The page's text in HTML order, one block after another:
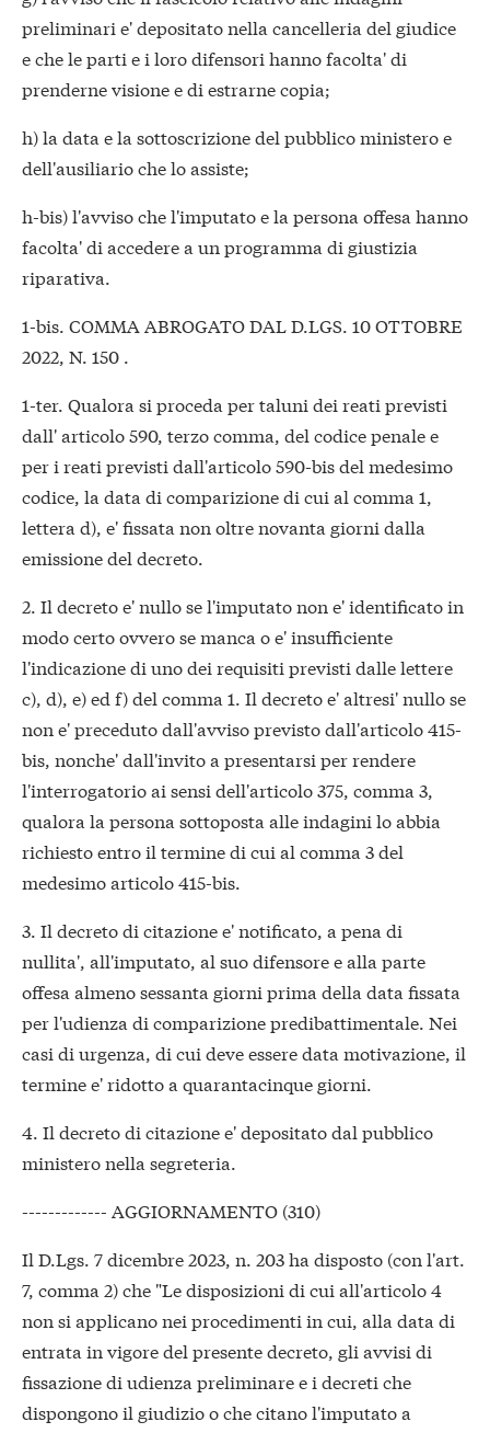
preliminari e' depositato nella cancelleria del giudice
e che le parti e i loro difensori hanno facolta' di
prenderne visione e di estrarne copia;
h) la data e la sottoscrizione del pubblico ministero e
dell'ausiliario che lo assiste;
h-bis) l'avviso che l'imputato e la persona offesa hanno
facolta' di accedere a un programma di giustizia
riparativa.
1-bis. COMMA ABROGATO DAL D.LGS. 10 OTTOBRE
2022, N. 150 .
1-ter. Qualora si proceda per taluni dei reati previsti
dall' articolo 590, terzo comma, del codice penale e
per i reati previsti dall'articolo 590-bis del medesimo
codice, la data di comparizione di cui al comma 1,
lettera d), e' fissata non oltre novanta giorni dalla
emissione del decreto.
2. Il decreto e' nullo se l'imputato non e' identificato in
modo certo ovvero se manca o e' insufficiente
l'indicazione di uno dei requisiti previsti dalle lettere
c), d), e) ed f) del comma 1. Il decreto e' altresi' nullo se
non e' preceduto dall'avviso previsto dall'articolo 415-
bis, nonche' dall'invito a presentarsi per rendere
l'interrogatorio ai sensi dell'articolo 375, comma 3,
qualora la persona sottoposta alle indagini lo abbia
richiesto entro il termine di cui al comma 3 del
medesimo articolo 415-bis.
3. Il decreto di citazione e' notificato, a pena di
nullita', all'imputato, al suo difensore e alla parte
offesa almeno sessanta giorni prima della data fissata
per l'udienza di comparizione predibattimentale. Nei
casi di urgenza, di cui deve essere data motivazione, il
termine e' ridotto a quarantacinque giorni.
4. Il decreto di citazione e' depositato dal pubblico
ministero nella segreteria.
------------- AGGIORNAMENTO (310)
Il D.Lgs. 7 dicembre 2023, n. 203 ha disposto (con l'art.
7, comma 2) che "Le disposizioni di cui all'articolo 4
non si applicano nei procedimenti in cui, alla data di
entrata in vigore del presente decreto, gli avvisi di
fissazione di udienza preliminare e i decreti che
dispongono il giudizio o che citano l'imputato a